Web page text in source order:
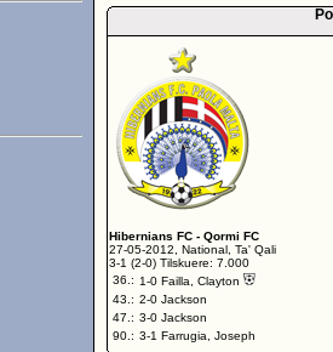
Hibernians FC - Qormi FC
27-05-2012, National, Ta' Qali
3-1 (2-0) Tilskuere: 7.000
36.: 1-0 Failla, Clayton
43.: 2-0 Jackson
47.: 3-0 Jackson
90.: 3-1 Farrugia, Joseph